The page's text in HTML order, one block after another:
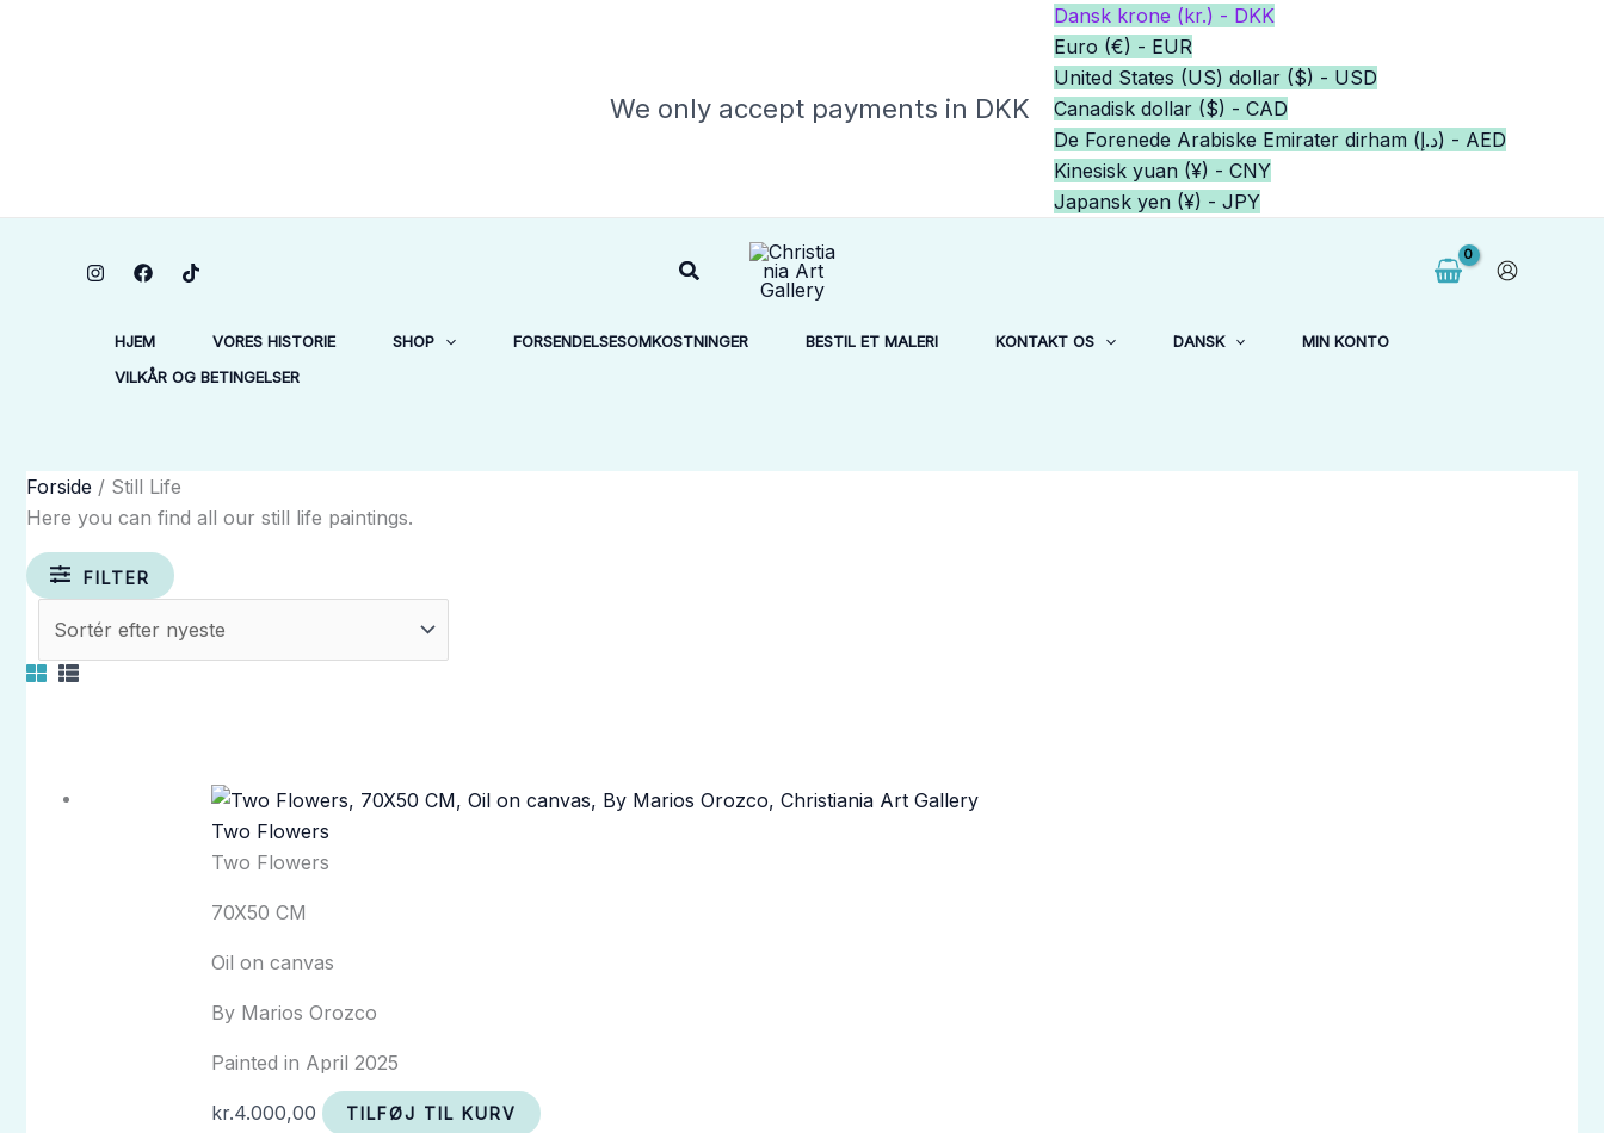
We only accept payments in DKK
Dansk krone (kr.) - DKK
Euro (€) - EUR
United States (US) dollar ($) - USD
Canadisk dollar ($) - CAD
De Forenede Arabiske Emirater dirham (د.إ) - AED
Kinesisk yuan (¥) - CNY
Japansk yen (¥) - JPY
Søg
HJEM VORES HISTORIE SHOP FORSENDELSESOMKOSTNINGER BESTIL ET MALERI KONTAKT OS DANSK
MIN KONTO
VILKÅR OG BETINGELSER
Forside / Still Life
Here you can find all our still life paintings.
FILTER
Two Flowers
Two Flowers
70X50 CM
Oil on canvas
By Marios Orozco
Painted in April 2025
kr.4.000,00 TILFØJ TIL KURV